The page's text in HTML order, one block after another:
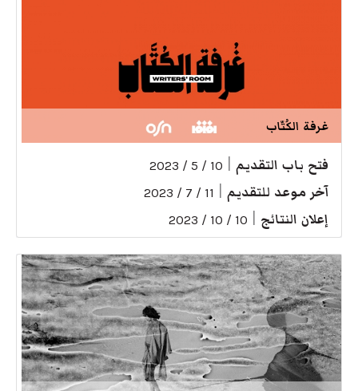
غرفة الكُتّاب
فتح باب التقديم 10 / 5 / 2023
آخر موعد للتقديم 11 / 7 / 2023
إعلان النتائج 10 / 10 / 2023